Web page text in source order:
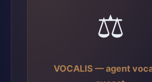
⚖️
VOCALIS — agent